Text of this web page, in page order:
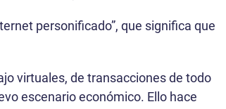
personificado”, que significa que
virtuales, de transacciones de todo
escenario económico. Ello hace